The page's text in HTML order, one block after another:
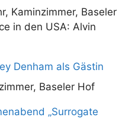
Kaminzimmer, Baseler
in den USA: Alvin
Denham als Gästin
Baseler Hof
„Surrogate